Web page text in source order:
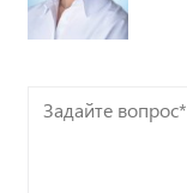
Задайте
вопрос*